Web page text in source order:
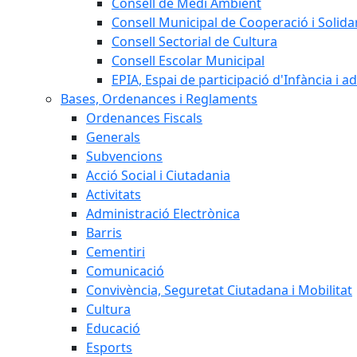
Consell Municipal de Cooperació i
Consell Sectorial de Cultura
Consell Escolar Municipal
EPIA, Espai de participació d'Infància i
Bases, Ordenances i Reglaments
Ordenances Fiscals
Generals
Subvencions
Acció Social i Ciutadania
Activitats
Administració Electrònica
Barris
Cementiri
Comunicació
Convivència, Seguretat Ciutadana i Mobilitat
Cultura
Educació
Esports